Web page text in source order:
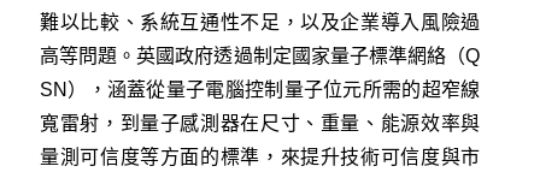
難以比較、系統互通性不足，以及企業導入風險過
高等問題。英國政府透過制定國家量子標準網絡（Q
SN），涵蓋從量子電腦控制量子位元所需的超窄線
寬雷射，到量子感測器在尺寸、重量、能源效率與
量測可信度等方面的標準，來提升技術可信度與市